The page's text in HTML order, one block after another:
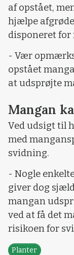
af opstået,
hjælpe
disponeret for
- Vær
opstået
at udsprøjte
Mangan
Ved udsigt til
med
svidning.
- Nogle
giver dog
mangan
ved at få det
risikoen for
Planter